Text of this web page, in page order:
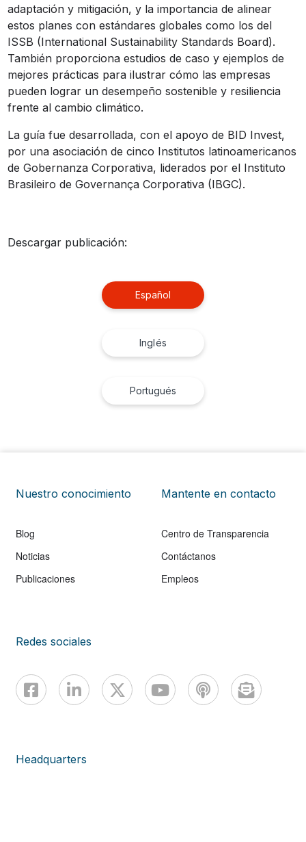
adaptación y mitigación, y la importancia de alinear
estos planes con estándares globales como los del
ISSB (International Sustainability Standards Board).
También proporciona estudios de caso y ejemplos de
mejores prácticas para ilustrar cómo las empresas
pueden lograr un desempeño sostenible y resiliencia
frente al cambio climático.
La guía fue desarrollada, con el apoyo de BID Invest,
por una asociación de cinco Institutos latinoamericanos
de Gobernanza Corporativa, liderados por el Instituto
Brasileiro de Governança Corporativa (IBGC).
Descargar publicación:
Inglés
Español
Portugués
Nuestro conocimiento
Blog
Noticias
Publicaciones
Mantente en contacto
Centro de Transparencia
Contáctanos
Empleos
Redes sociales
Headquarters